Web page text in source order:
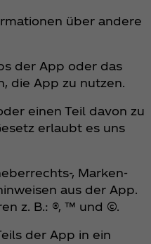
über andere
der App oder das
die App zu nutzen.
einen Teil davon zu
erlaubt es uns
, Marken-
aus der App.
z. B.: ®, ™ und ©.
der App in ein